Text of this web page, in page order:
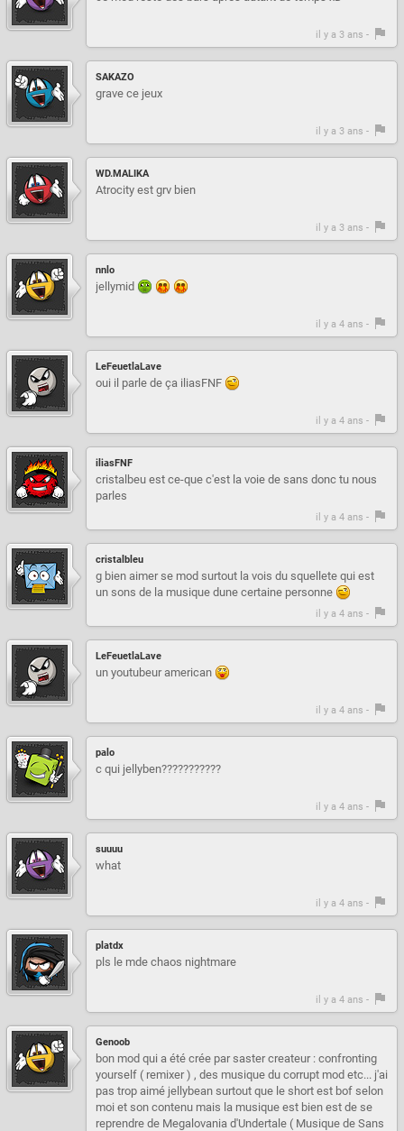
il y a 3 ans -
SAKAZO
grave ce jeux
il y a 3 ans -
WD.MALIKA
Atrocity est grv bien
il y a 3 ans -
nnlo
jellymid
il y a 4 ans -
LeFeuetlaLave
oui il parle de ça iliasFNF
il y a 4 ans -
iliasFNF
cristalbeu est ce-que c'est la voie de sans donc tu nous
parles
il y a 4 ans -
cristalbleu
g bien aimer se mod surtout la vois du squellete qui est
un sons de la musique dune certaine personne
il y a 4 ans -
LeFeuetlaLave
un youtubeur american
il y a 4 ans -
palo
c qui jellyben???????????
il y a 4 ans -
suuuu
what
il y a 4 ans -
platdx
pls le mde chaos nightmare
il y a 4 ans -
Genoob
bon mod qui a été crée par saster createur : confronting
yourself ( remixer ) , des musique du corrupt mod etc... j'ai
pas trop aimé jellybean surtout que le short est bof selon
moi et son contenu mais la musique est bien est de se
reprendre de Megalovania d'Undertale ( Musique de Sans